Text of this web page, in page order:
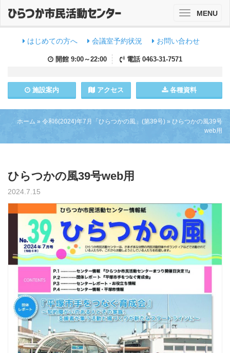
はじめての方へ 会議室予約状況 お問い合わせ
開館 9:00～22:00 電話 0463-31-7571
施設案内 アクセス 各種資料
ToggleMENU
ホーム » 令和6(2024)年7月「ひらつかの風」(第39号) » ひらつかの風39号
web用
ひらつかの風39号web用
2024.7.15